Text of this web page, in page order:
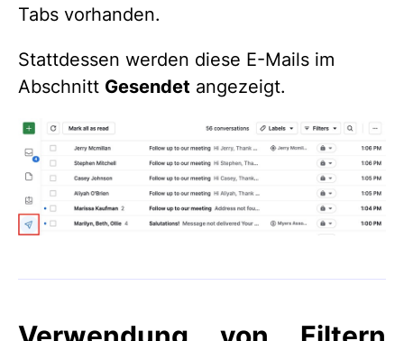
Tabs vorhanden.
Stattdessen werden diese E-Mails im
Abschnitt Gesendet angezeigt.